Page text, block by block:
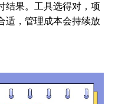
结果。工具选得对，项
适，管理成本会持续放